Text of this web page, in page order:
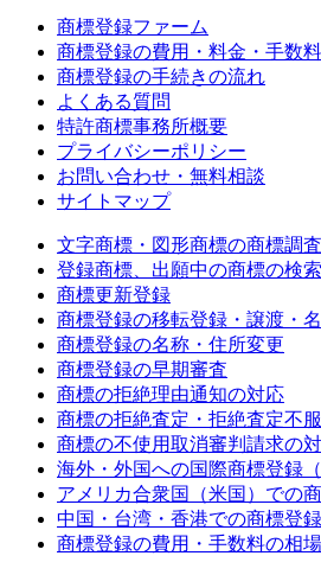
商標登録ファーム
商標登録の費用・料金・手数料
商標登録の手続きの流れ
よくある質問
特許商標事務所概要
プライバシーポリシー
お問い合わせ・無料相談
サイトマップ
文字商標・図形商標の商標調査
登録商標、出願中の商標の検
商標更新登録
商標登録の移転登録・譲渡・
商標登録の名称・住所変更
商標登録の早期審査
商標の拒絶理由通知の対応
商標の拒絶査定・拒絶査定不
商標の不使用取消審判請求の
海外・外国への国際商標登録
アメリカ合衆国（米国）での
中国・台湾・香港での商標登
商標登録の費用・手数料の相